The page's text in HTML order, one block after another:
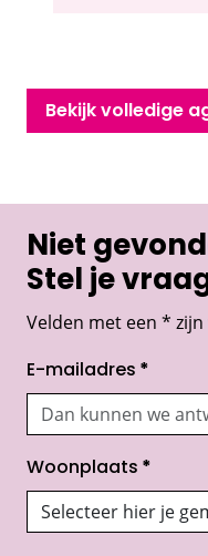
Bekijk volledige
Niet
Stel je
Velden met een *
E-mailadres *
Woonplaats *